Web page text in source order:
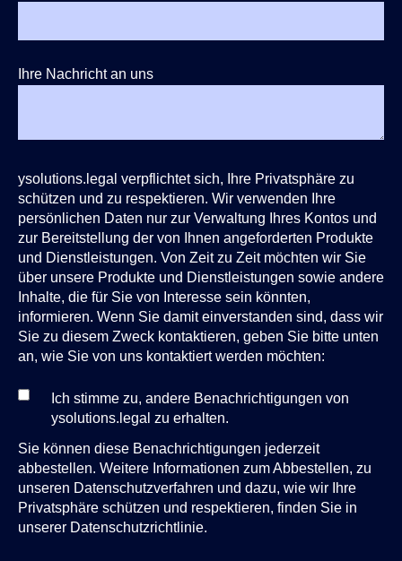
Ihre Nachricht an uns
ysolutions.legal verpflichtet sich, Ihre Privatsphäre zu
schützen und zu respektieren. Wir verwenden Ihre
persönlichen Daten nur zur Verwaltung Ihres Kontos und
zur Bereitstellung der von Ihnen angeforderten Produkte
und Dienstleistungen. Von Zeit zu Zeit möchten wir Sie
über unsere Produkte und Dienstleistungen sowie andere
Inhalte, die für Sie von Interesse sein könnten,
informieren. Wenn Sie damit einverstanden sind, dass wir
Sie zu diesem Zweck kontaktieren, geben Sie bitte unten
an, wie Sie von uns kontaktiert werden möchten:
Ich stimme zu, andere Benachrichtigungen von
ysolutions.legal zu erhalten.
Sie können diese Benachrichtigungen jederzeit
abbestellen. Weitere Informationen zum Abbestellen, zu
unseren Datenschutzverfahren und dazu, wie wir Ihre
Privatsphäre schützen und respektieren, finden Sie in
unserer Datenschutzrichtlinie.